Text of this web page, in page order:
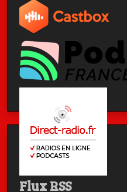
Flux RSS